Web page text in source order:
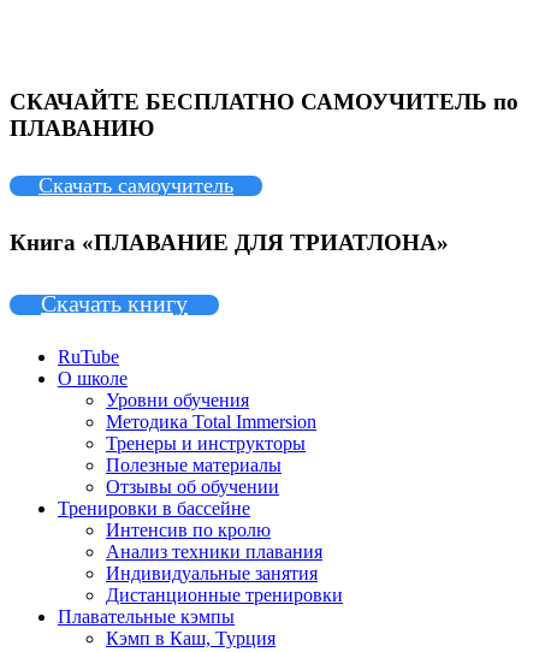
СКАЧАЙТЕ БЕСПЛАТНО САМОУЧИТЕЛЬ по
ПЛАВАНИЮ
Скачать самоучитель
Книга «ПЛАВАНИЕ ДЛЯ ТРИАТЛОНА»
Скачать книгу
RuTube
О школе
Уровни обучения
Методика Total Immersion
Тренеры и инструкторы
Полезные материалы
Отзывы об обучении
Тренировки в бассейне
Интенсив по кролю
Анализ техники плавания
Индивидуальные занятия
Дистанционные тренировки
Плавательные кэмпы
Кэмп в Каш, Турция